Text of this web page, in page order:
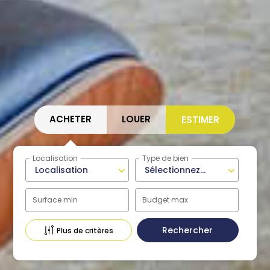
ACHETER LOUER ESTIMER
Localisation
Localisation
Sélectionnez...
Type de bien
Surface min Budget max
Plus de critères